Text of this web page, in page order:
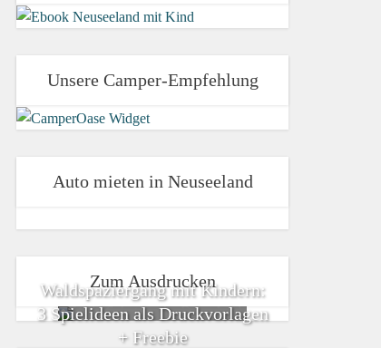
Unsere Camper-Empfehlung
Auto mieten in Neuseeland
Zum Ausdrucken
Waldspaziergang mit Kindern:
3 Spielideen als Druckvorlagen
+ Freebie